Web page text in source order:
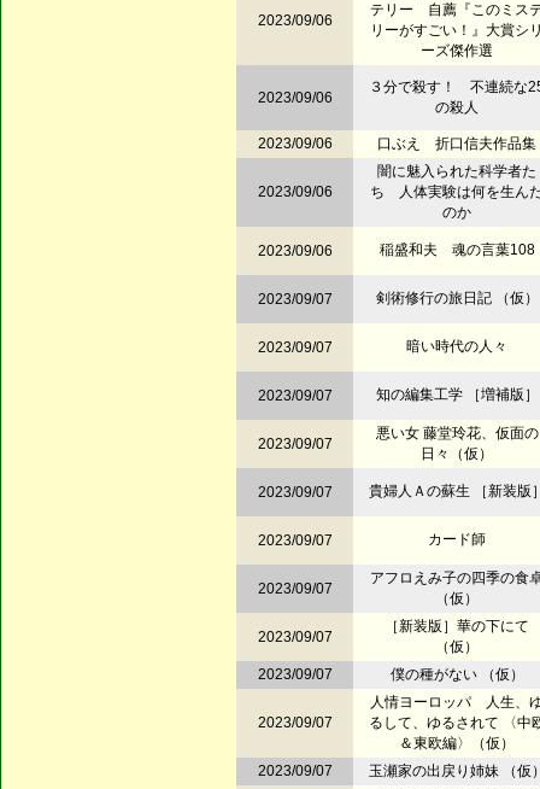
2023/09/06
テリー 自薦『このミス
リーがすごい！』大賞シ
ーズ傑作選
2023/09/06
３分で殺す！ 不連続な
の殺人
2023/09/06 口ぶえ 折口信夫作品集
2023/09/06
闇に魅入られた科学者た
ち 人体実験は何を生ん
のか
2023/09/06 稲盛和夫 魂の言葉108
2023/09/07 剣術修行の旅日記 （仮）
2023/09/07 暗い時代の人々
2023/09/07 知の編集工学 ［増補版］
2023/09/07
悪い女 藤堂玲花、仮面の
日々（仮）
2023/09/07 貴婦人Ａの蘇生 ［新装版
2023/09/07 カード師
2023/09/07
アフロえみ子の四季の食
（仮）
2023/09/07
［新装版］華の下にて
（仮）
2023/09/07
僕の種がない （仮）
2023/09/07
人情ヨーロッパ 人生、
るして、ゆるされて 〈中
＆東欧編〉（仮）
2023/09/07
玉瀬家の出戻り姉妹 （仮